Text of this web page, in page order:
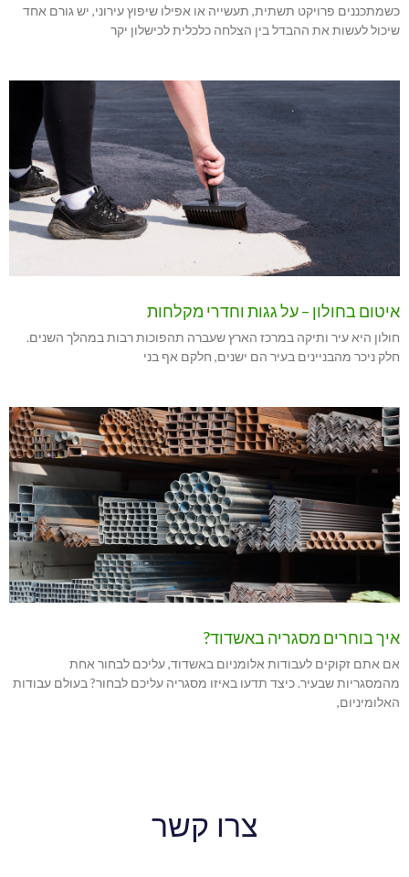
כשמתכננים פרויקט תשתית, תעשייה או אפילו שיפוץ עירוני, יש גורם אחד
שיכול לעשות את ההבדל בין הצלחה כלכלית לכישלון יקר
איטום בחולון – על גגות וחדרי מקלחות
חולון היא עיר ותיקה במרכז הארץ שעברה תהפוכות רבות במהלך השנים.
חלק ניכר מהבניינים בעיר הם ישנים, חלקם אף בני
איך בוחרים מסגריה באשדוד?
אם אתם זקוקים לעבודות אלומניום באשדוד, עליכם לבחור אחת
מהמסגריות שבעיר. כיצד תדעו באיזו מסגריה עליכם לבחור? בעולם עבודות
האלומיניום,
צרו קשר